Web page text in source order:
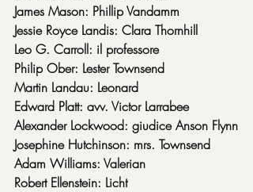
James Mason: Phillip Vandamm
Jessie Royce Landis: Clara Thornhill
Leo G. Carroll: il professore
Philip Ober: Lester Townsend
Martin Landau: Leonard
Edward Platt: avv. Victor Larrabee
Alexander Lockwood: giudice Anson Flynn
Josephine Hutchinson: mrs. Townsend
Adam Williams: Valerian
Robert Ellenstein: Licht